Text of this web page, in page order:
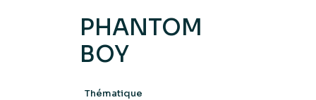
PHANTOM
BOY
Thématique